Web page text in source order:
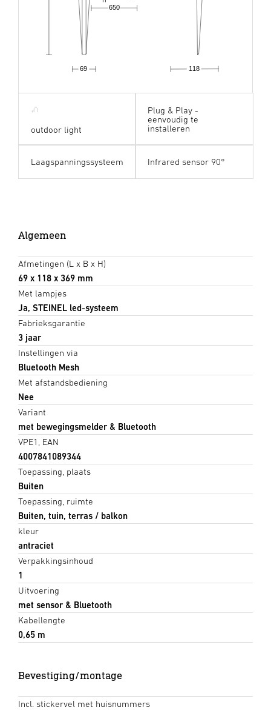
118
69
650
outdoor light
Plug & Play -
eenvoudig te
installeren
Laagspanningssysteem Infrared sensor 90°
Algemeen
Afmetingen (L x B x H)
69 x 118 x 369 mm
Met lampjes
Ja, STEINEL led-systeem
Fabrieksgarantie
3 jaar
Instellingen via
Bluetooth Mesh
Met afstandsbediening
Nee
Variant
met bewegingsmelder & Bluetooth
VPE1, EAN
4007841089344
Toepassing, plaats
Buiten
Toepassing, ruimte
Buiten, tuin, terras / balkon
kleur
antraciet
Verpakkingsinhoud
1
Uitvoering
met sensor & Bluetooth
Kabellengte
0,65 m
Bevestiging/montage
Incl. stickervel met huisnummers